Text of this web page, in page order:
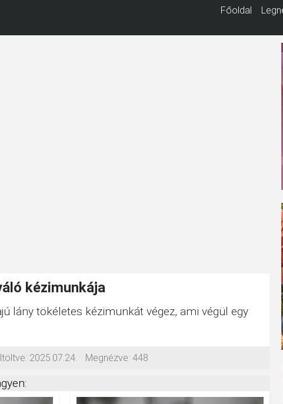
Főoldal
kézimunkája
lány tökéletes kézimunkát végez, ami végül egy
2025.07.24. Megnézve: 448